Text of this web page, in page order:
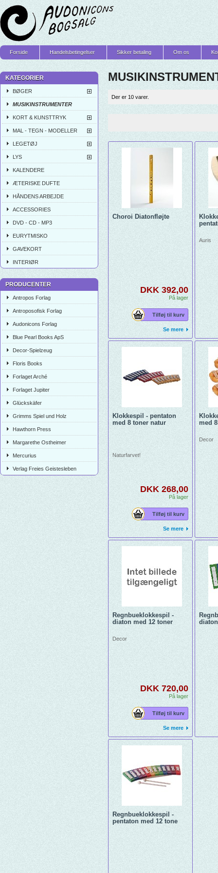
Forside Handelsbetingelser Sikker betaling Om os
KATEGORIER
BØGER
MUSIKINSTRUMENTER
KORT & KUNSTTRYK
MAL - TEGN - MODELLER
LEGETØJ
LYS
KALENDERE
ÆTERISKE DUFTE
HÅNDENS ARBEJDE
ACCESSORIES
DVD - CD - MP3
EURYTMISKO
GAVEKORT
INTERIØR
PRODUCENTER
Antropos Forlag
Antroposofisk Forlag
Audonicons Forlag
Blue Pearl Books ApS
Decor-Spielzeug
Floris Books
Forlaget Arché
Forlaget Jupiter
Glückskäfer
Grimms Spiel und Holz
Hawthorn Press
Margarethe Ostheimer
Mercurius
Verlag Freies Geistesleben
Der er 10 varer.
Choroi Diatonfløjte
DKK 392,00
På lager
Tilføj til kurv
Se mere
Auris
Klokkespil - pentaton
med 8 toner natur
Naturfarvet!
DKK 268,00
På lager
Tilføj til kurv
Se mere
med
Decor
Regnbueklokkespil -
diaton med 12 toner
Decor
DKK 720,00
På lager
Tilføj til kurv
Se mere
Regnbueklokkespil -
pentaton med 12 tone